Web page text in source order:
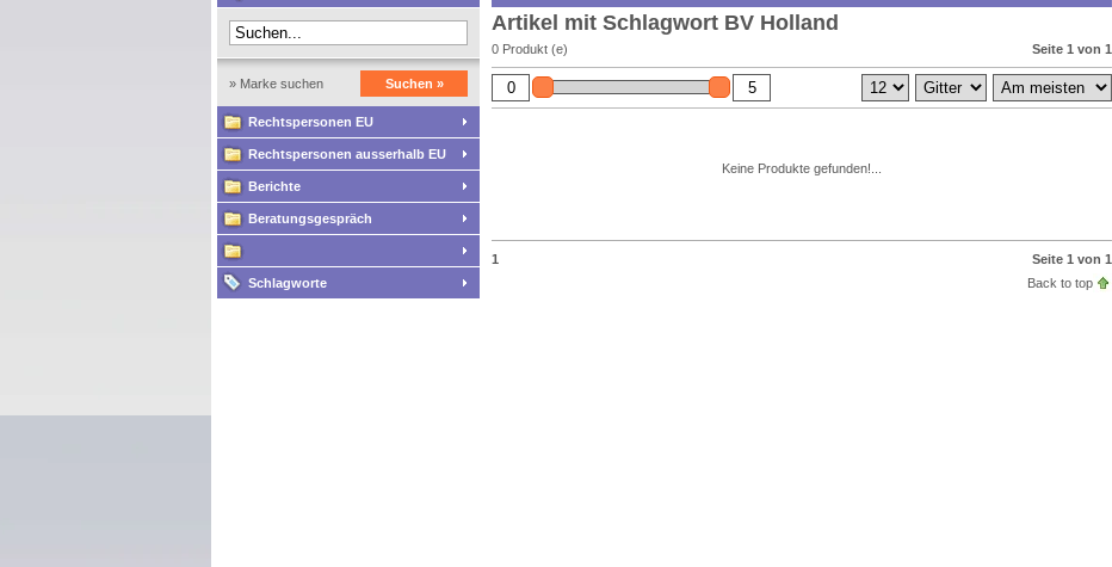
» Marke suchen Suchen »
Rechtspersonen EU
Rechtspersonen ausserhalb EU
Berichte
Beratungsgespräch
Schlagworte
Artikel mit Schlagwort BV Holland
0 Produkt (e) Seite 1 von 1
Keine Produkte gefunden!...
1
Seite 1 von 1
Back to top